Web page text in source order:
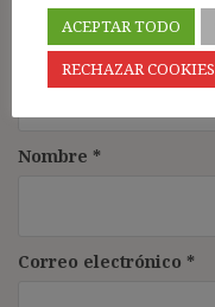
Nombre *
Correo electrónico *
ACEPTAR TODO
RECHAZAR COOKIES